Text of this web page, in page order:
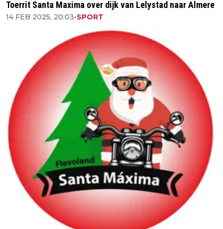
Toerrit Santa Maxima over dijk van Lelystad naar Almere
14 FEB 2025, 20:03•SPORT